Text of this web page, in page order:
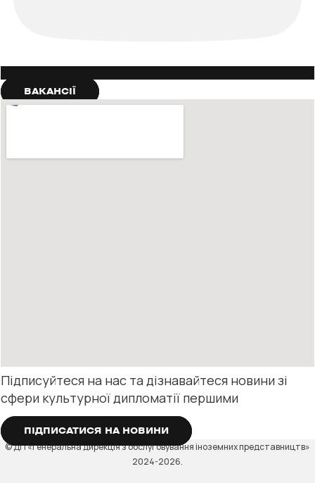
ВАКАНСІЇ
Підписуйтеся на нас та дізнавайтеся новини зі
сфери культурної дипломатії першими
ПІДПИСАТИСЯ НА НОВИНИ
© ДП «Генеральна дирекція з обслуговування іноземних представництв»
2024-2026.